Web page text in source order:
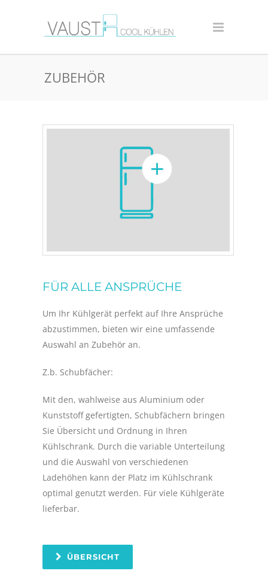
ZUBEHÖR
FÜR ALLE ANSPRÜCHE
Um Ihr Kühlgerät perfekt auf Ihre Ansprüche
abzustimmen, bieten wir eine umfassende
Auswahl an Zubehör an.
Z.b. Schubfächer:
Mit den, wahlweise aus Aluminium oder
Kunststoff gefertigten, Schubfächern bringen
Sie Übersicht und Ordnung in Ihren
Kühlschrank. Durch die variable Unterteilung
und die Auswahl von verschiedenen
Ladehöhen kann der Platz im Kühlschrank
optimal genutzt werden. Für viele Kühlgeräte
lieferbar.
ÜBERSICHT